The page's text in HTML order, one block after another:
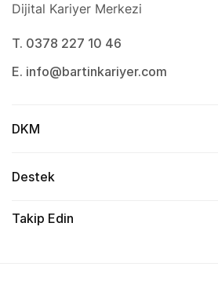
Dijital Kariyer Merkezi
T. 0378 227 10 46
E. info@bartinkariyer.com
DKM
Destek
Takip Edin